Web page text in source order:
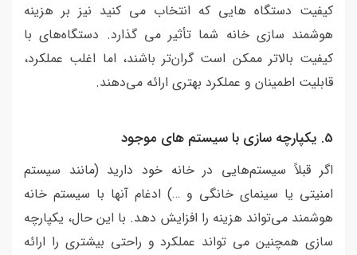
کیفیت دستگاه هایی که انتخاب می کنید نیز بر هزینه
هوشمند سازی خانه شما تأثیر می گذارد. دستگاه‌های با
کیفیت بالاتر ممکن است گران‌تر باشند، اما اغلب عملکرد،
قابلیت اطمینان و عملکرد بهتری ارائه می‌دهند.
5. یکپارچه سازی با سیستم های موجود
اگر قبلاً سیستم‌هایی در خانه خود دارید (مانند سیستم
امنیتی یا سینمای خانگی و …) ادغام آنها با سیستم خانه
هوشمند می‌تواند هزینه را افزایش دهد. با این حال، یکپارچه
سازی همچنین می تواند عملکرد و راحتی بیشتری را ارائه